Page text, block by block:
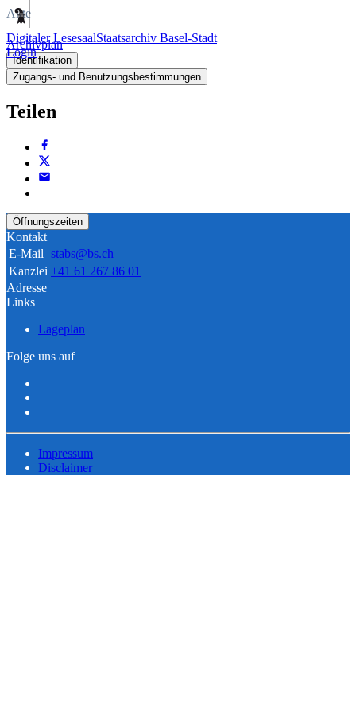
Digitaler LesesaalStaatsarchiv Basel-Stadt
Login
Akte
Archivplan
Identifikation
Zugangs- und Benutzungsbestimmungen
Teilen
Öffnungszeiten
Kontakt
E-Mail stabs@bs.ch
Kanzlei +41 61 267 86 01
Adresse
Links
Lageplan
Folge uns auf
Impressum
Disclaimer